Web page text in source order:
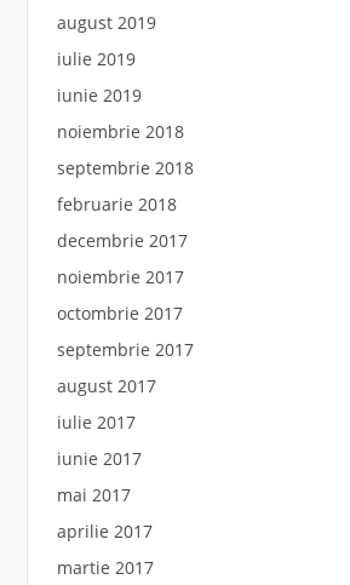
august 2019
iulie 2019
iunie 2019
noiembrie 2018
septembrie 2018
februarie 2018
decembrie 2017
noiembrie 2017
octombrie 2017
septembrie 2017
august 2017
iulie 2017
iunie 2017
mai 2017
aprilie 2017
martie 2017